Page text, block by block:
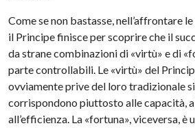
Come se non bastasse, nell’affrontare
il Principe finisce per scoprire che il
da strane combinazioni di «virtù» e di
parte controllabili. Le «virtù» del
ovviamente prive del loro tradizionale
corrispondono piuttosto alle capacità,
all’efficienza. La «fortuna», viceversa, è